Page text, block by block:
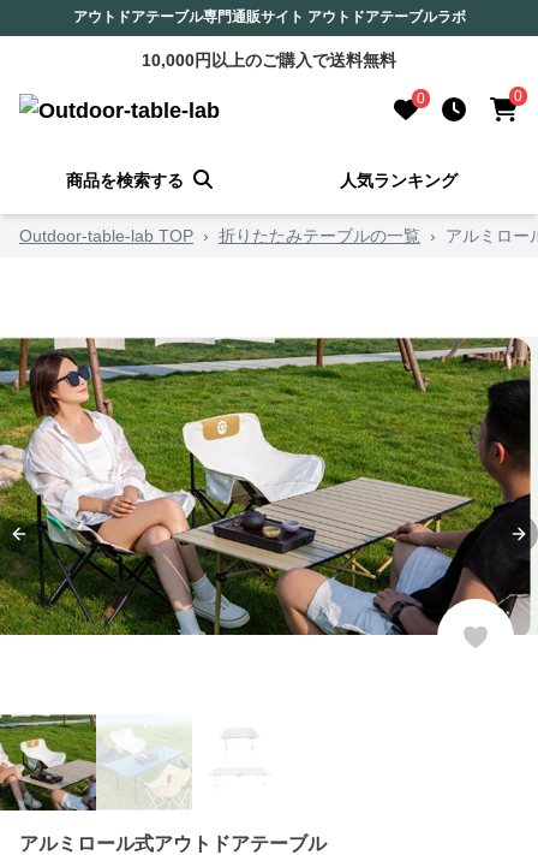
アウトドアテーブル専門通販サイト アウトドアテーブルラボ
10,000円以上のご購入で送料無料
0 0
商品を検索する 人気ランキング
Outdoor-table-lab TOP › 折りたたみテーブルの一覧 › アルミロー
Previous slide
アルミロール式アウトドアテーブル